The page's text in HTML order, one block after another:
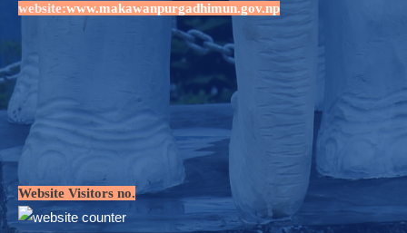
website:www.makawanpurgadhimun.gov.np
Website Visitors no.